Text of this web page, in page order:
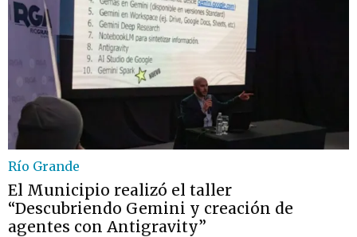
Río Grande
El Municipio realizó el taller
“Descubriendo Gemini y creación de
agentes con Antigravity”